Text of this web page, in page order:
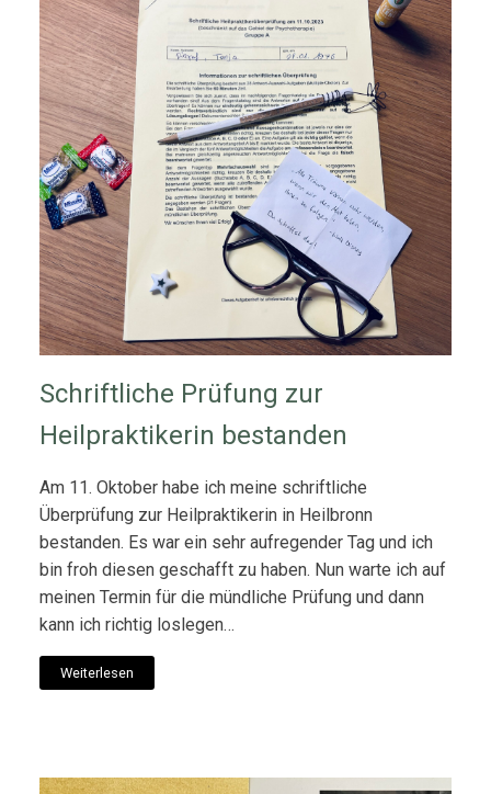
Schriftliche Prüfung zur
Heilpraktikerin bestanden
Am 11. Oktober habe ich meine schriftliche
Überprüfung zur Heilpraktikerin in Heilbronn
bestanden. Es war ein sehr aufregender Tag und ich
bin froh diesen geschafft zu haben. Nun warte ich auf
meinen Termin für die mündliche Prüfung und dann
kann ich richtig loslegen…
Weiterlesen